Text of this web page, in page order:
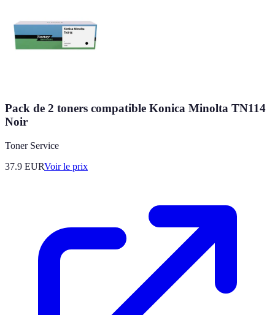
Pack de 2 toners compatible Konica Minolta TN114
Noir
Toner Service
37.9 EURVoir le prix